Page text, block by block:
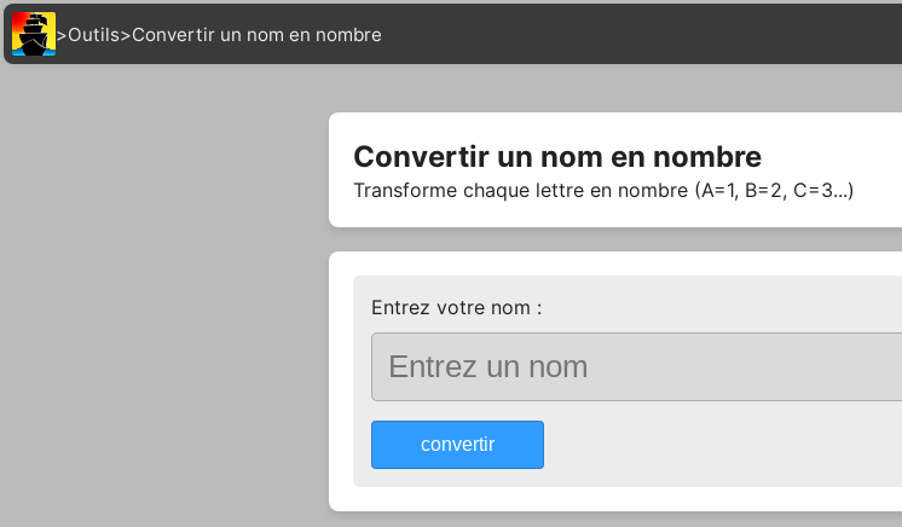
>Outils>Convertir un nom en nombre
Convertir un nom en nombre
Transforme chaque lettre en nombre (A=1, B=2, C=3...)
Entrez votre nom :
convertir